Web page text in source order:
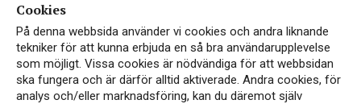
Cookies
På denna webbsida använder vi cookies och andra liknande
tekniker för att kunna erbjuda en så bra användarupplevelse
som möjligt. Vissa cookies är nödvändiga för att webbsidan
ska fungera och är därför alltid aktiverade. Andra cookies, för
analys och/eller marknadsföring, kan du däremot själv